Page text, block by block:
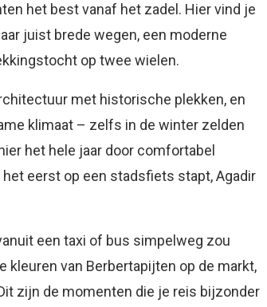
het best vanaf het zadel. Hier vind je
juist brede wegen, een moderne
op twee wielen.
met historische plekken, en
klimaat – zelfs in de winter zelden
het hele jaar door comfortabel
eerst op een stadsfiets stapt, Agadir
een taxi of bus simpelweg zou
kleuren van Berbertapijten op de markt,
zijn de momenten die je reis bijzonder